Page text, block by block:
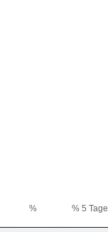
% % 5 Tage